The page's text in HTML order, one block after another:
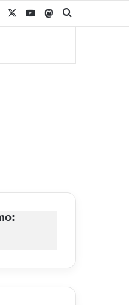
Facebook YouTubeMastodon